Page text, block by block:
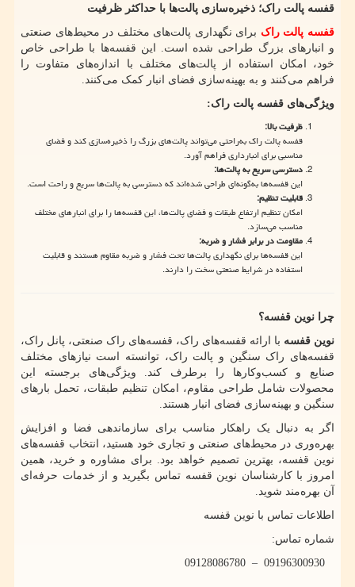
قفسه پالت راک؛ ذخیره‌سازی پالت‌ها با حداکثر ظرفیت
قفسه پالت راک برای نگهداری پالت‌های مختلف در محیط‌های صنعتی
و انبارهای بزرگ طراحی شده است. این قفسه‌ها با طراحی خاص
خود، امکان استفاده از پالت‌های مختلف با اندازه‌های متفاوت را
فراهم می‌کنند و به بهینه‌سازی فضای انبار کمک می‌کنند.
ویژگی‌های قفسه پالت راک:
ظرفیت بالا:
قفسه پالت راک به‌راحتی می‌تواند پالت‌های بزرگ را ذخیره‌سازی کند و فضای
مناسبی برای انبارداری فراهم آورد.
دسترسی سریع به پالت‌ها:
این قفسه‌ها به‌گونه‌ای طراحی شده‌اند که دسترسی به پالت‌ها سریع و راحت است.
قابلیت تنظیم:
امکان تنظیم ارتفاع طبقات و فضای پالت‌ها، این قفسه‌ها را برای انبارهای مختلف
مناسب می‌سازد.
مقاومت در برابر فشار و ضربه:
این قفسه‌ها برای نگهداری پالت‌ها تحت فشار و ضربه مقاوم هستند و قابلیت
استفاده در شرایط صنعتی سخت را دارند.
چرا نوین قفسه؟
نوین قفسه با ارائه قفسه‌های راک، قفسه‌های راک صنعتی، پانل راک،
قفسه‌های راک سنگین و پالت راک، توانسته است نیازهای مختلف
صنایع و کسب‌وکارها را برطرف کند. ویژگی‌های برجسته این
محصولات شامل طراحی مقاوم، امکان تنظیم طبقات، تحمل بارهای
سنگین و بهینه‌سازی فضای انبار هستند.
اگر به دنبال یک راهکار مناسب برای سازماندهی فضا و افزایش
بهره‌وری در محیط‌های صنعتی و تجاری خود هستید، انتخاب قفسه‌های
نوین قفسه، بهترین تصمیم خواهد بود. برای مشاوره و خرید، همین
امروز با کارشناسان نوین قفسه تماس بگیرید و از خدمات حرفه‌ای
آن بهره‌مند شوید.
اطلاعات تماس با نوین قفسه
شماره تماس:
09128086780 – 09196300930